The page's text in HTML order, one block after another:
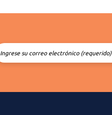
Ingrese su correo electrónico (requerido)